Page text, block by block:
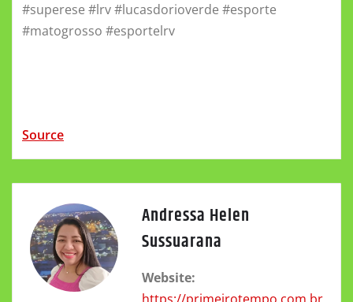
#superese #lrv #lucasdorioverde #esporte
#matogrosso #esportelrv
Source
Andressa Helen
Sussuarana
Website: